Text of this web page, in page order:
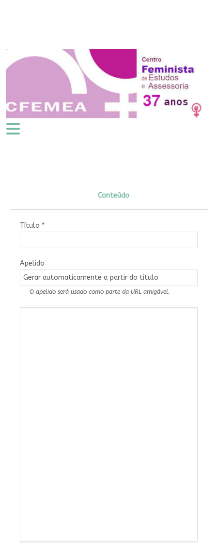
Conteúdo
Título *
Apelido
O apelido será usado como parte da URL amigável.